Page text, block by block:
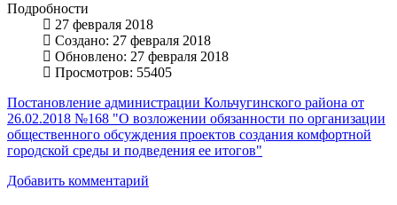
Подробности
27 февраля 2018
Создано: 27 февраля 2018
Обновлено: 27 февраля 2018
Просмотров: 55405
Постановление администрации Кольчугинского района от
26.02.2018 №168 "О возложении обязанности по организации
общественного обсуждения проектов создания комфортной
городской среды и подведения ее итогов"
Добавить комментарий